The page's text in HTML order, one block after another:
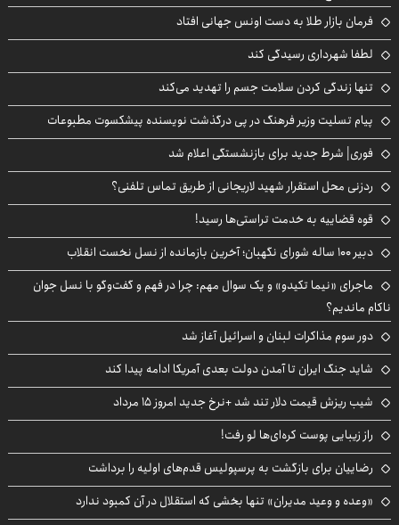
فرمان بازار طلا به دست اونس جهانی افتاد
لطفا شهرداری رسیدگی کند
تنها زندگی کردن سلامت جسم را تهدید می‌کند
پیام تسلیت وزیر فرهنگ در پی درگذشت نویسنده پیشکسوت مطبوعات
فوری| شرط جدید برای بازنشستگی اعلام شد
ردزنی محل استقرار شهید لاریجانی از طریق تماس تلفنی؟
قوه قضاییه به خدمت تراستی‌ها رسید!
دبیر ۱۰۰ ساله شورای نگهبان؛ آخرین بازمانده از نسل نخست انقلاب
ماجرای «نیما تکیدو» و یک سوال مهم: چرا در فهم و گفت‌وگو با نسل جوان
ناکام ماندیم؟
دور سوم مذاکرات لبنان و اسرائیل آغاز شد
شاید جنگ ایران تا آمدن دولت بعدی آمریکا ادامه پیدا کند
شیب ریزش قیمت دلار تند شد +نرخ جدید امروز ۱۵ مرداد
راز زیبایی پوست کره‌ای‌ها لو رفت!
رضاییان برای بازگشت به پرسپولیس قدم‌های اولیه را برداشت
«وعده و وعید مدیران» تنها بخشی که استقلال در آن کمبود ندارد